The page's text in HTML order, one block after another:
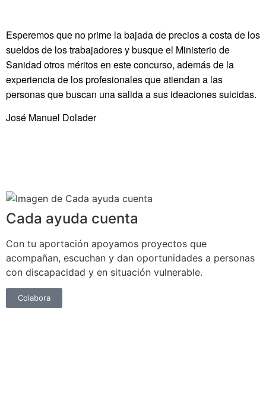
Esperemos que no prime la bajada de precios a costa de los
sueldos de los trabajadores y busque el Ministerio de
Sanidad otros méritos en este concurso, además de la
experiencia de los profesionales que atiendan a las
personas que buscan una salida a sus ideaciones suicidas.
José Manuel Dolader
Cada ayuda cuenta
Con tu aportación apoyamos proyectos que
acompañan, escuchan y dan oportunidades a personas
con discapacidad y en situación vulnerable.
Colabora